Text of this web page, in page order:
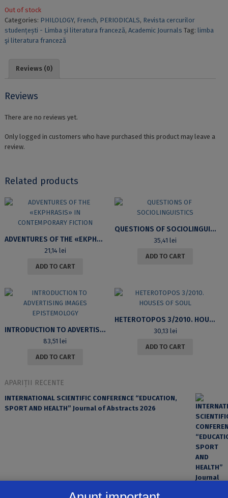
Out of stock
Categories: PHILOLOGY, French, PERIODICALS, Revista cercurilor
studențești - Limba și literatura franceză, Academic Journals Tag: limba
şi literatura franceză
Reviews (0)
Reviews
There are no reviews yet.
Only logged in customers who have purchased this product may leave a
review.
Related products
ADVENTURES OF THE «EKPHRASIS» IN CONTEMPORARY FICTION
21,14 lei
ADD TO CART
QUESTIONS OF SOCIOLINGUISTICS
35,41lei
ADD TO CART
INTRODUCTION TO ADVERTISING IMAGES EPISTEMOLOGY
83,51lei
ADD TO CART
HETEROTOPOS 3/2010. HOUSES OF SOUL
30,13 lei
ADD TO CART
APARIȚII RECENTE
INTERNATIONAL SCIENTIFIC CONFERENCE “EDUCATION,
SPORT AND HEALTH” Journal of Abstracts 2026